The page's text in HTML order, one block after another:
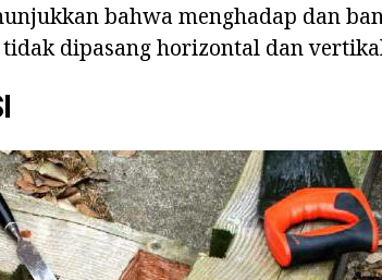
bahwa menghadap dan
dipasang horizontal dan